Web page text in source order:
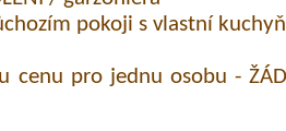
pokoji s vlastní
cenu pro jednu osobu -